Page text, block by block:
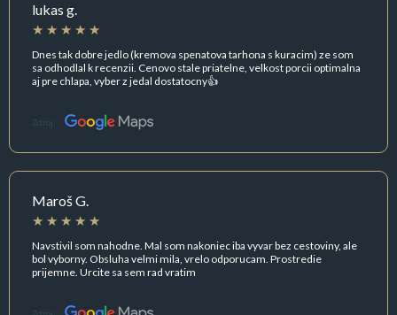
lukas g.
Dnes tak dobre jedlo (kremova spenatova tarhona s kuracim) ze som
sa odhodlal k recenzii. Cenovo stale priatelne, velkost porcii optimalna
aj pre chlapa, vyber z jedal dostatocny👍
Zdroj:
Maroš G.
Navstivil som nahodne. Mal som nakoniec iba vyvar bez cestoviny, ale
bol vyborny. Obsluha velmi mila, vrelo odporucam. Prostredie
prijemne. Urcite sa sem rad vratim